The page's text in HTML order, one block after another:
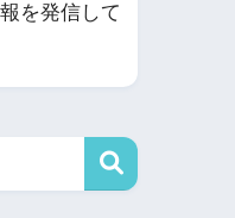
を発信して